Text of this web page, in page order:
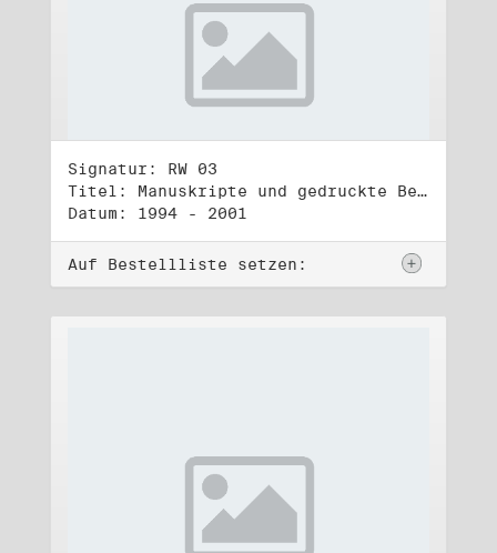
Signatur: RW 03
Titel: Manuskripte und gedruckte Belege (3)
Datum: 1994 - 2001
Auf Bestellliste setzen: